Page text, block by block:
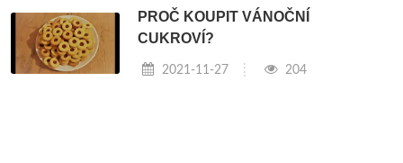
PROČ KOUPIT VÁNOČNÍ
CUKROVÍ?
2021-11-27 204